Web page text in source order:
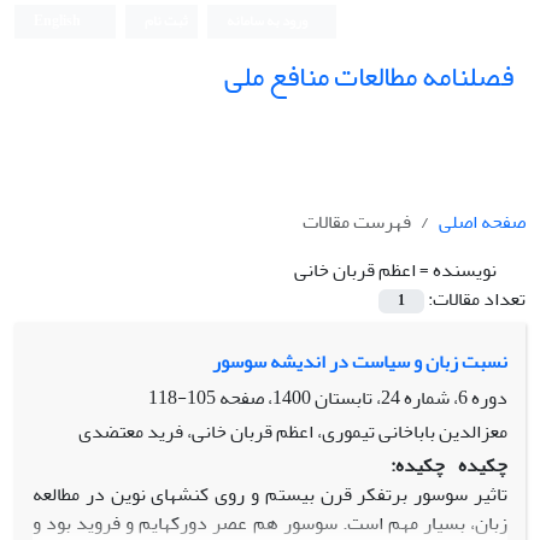
فصلنامه مطالعات منافع ملی
صفحه اصلی
فهرست مقالات
نویسنده =اعظم قربان خانی
تعداد مقالات:
1
نسبت زبان و سیاست در اندیشه سوسور
دوره 6، شماره 24، تابستان 1400، صفحه
105-118
معزالدین باباخانی تیموری، اعظم قربان خانی، فرید معتضدی
چکیده چکیده:
تاثیر سوسور برتفکر قرن بیستم و روی کنش­های نوین در مطالعه
زبان، بسیار مهم است. سوسور هم عصر دورکهایم و فروید بود و